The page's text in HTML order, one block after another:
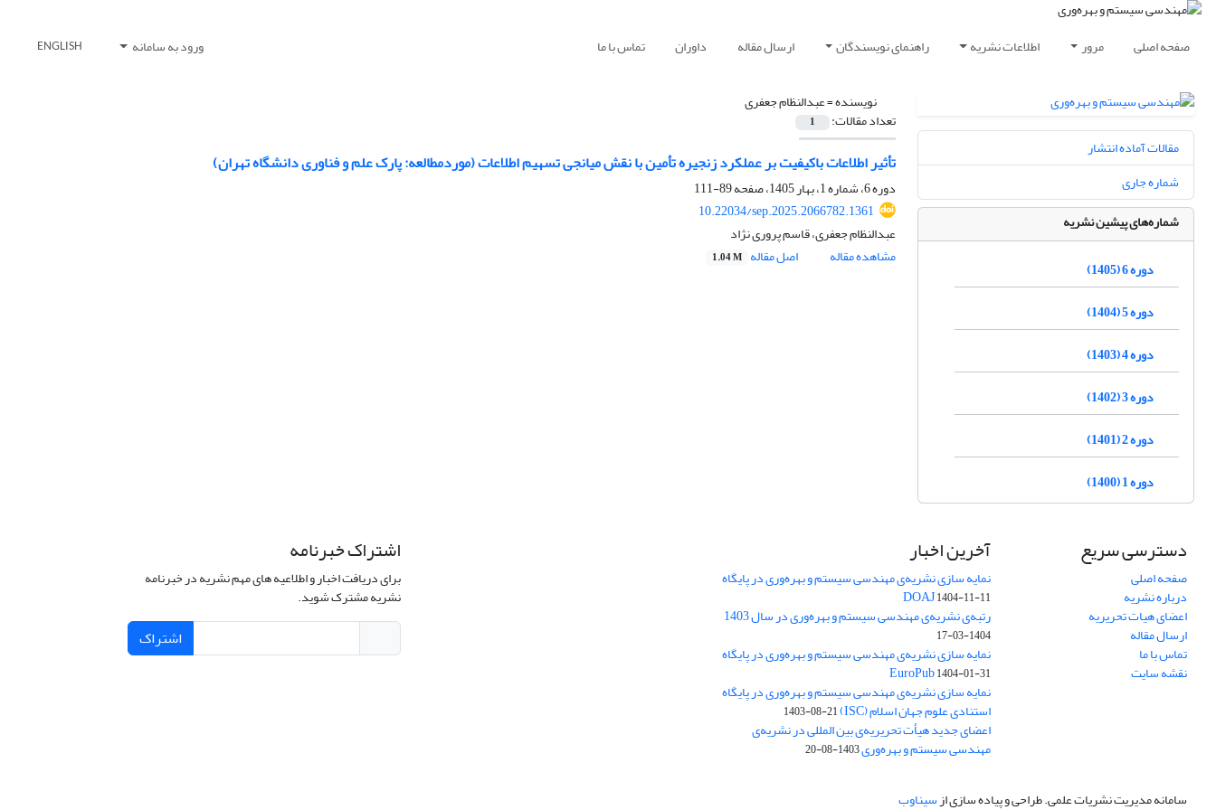
صفحه اصلی مرور اطلاعات نشریه راهنمای نویسندگان ارسال مقاله داوران تماس با ما ورود به سامانه ENGLISH
نویسنده =عبدالنظام جعفری
تعداد مقالات: 1
تأثیر اطلاعات باکیفیت بر عملکرد زنجیره تأمین با نقش میانجی تسهیم اطلاعات (موردمطالعه: پارک علم و فناوری دانشگاه تهران)
دوره 6، شماره 1، بهار 1405، صفحه
89-111
10.22034/sep.2025.2066782.1361
عبدالنظام جعفری، قاسم پروری نژاد
مشاهده مقاله
اصل مقاله 1.04 M
مقالات آماده انتشار
شماره جاری
شماره‌های پیشین نشریه
دوره 6 (1405)
دوره 5 (1404)
دوره 4 (1403)
دوره 3 (1402)
دوره 2 (1401)
دوره 1 (1400)
دسترسی سریع
صفحه اصلی
درباره نشریه
اعضای هیات تحریریه
ارسال مقاله
تماس با ما
نقشه سایت
آخرین اخبار
نمایه سازی نشریه‌ی مهندسی سیستم و بهره‌وری در پایگاه
DOAJ1404-11-11
رتبه‌ی نشریه‌ی مهندسی سیستم و بهره‌وری در سال 1403
1404-03-17
نمایه سازی نشریه‌ی مهندسی سیستم و بهره‌وری در پایگاه
EuroPub1404-01-31
نمایه سازی نشریه‌ی مهندسی سیستم و بهره‌وری در پایگاه
استنادی علوم جهان اسلام (ISC) 1403-08-21
اعضای جدید هیأت تحریریه‌ی بین المللی در نشریه‌ی
مهندسی سیستم و بهره‌وری1403-08-20
اشتراک خبرنامه
برای دریافت اخبار و اطلاعیه های مهم نشریه در خبرنامه
نشریه مشترک شوید.
اشتراک
سامانه مدیریت نشریات علمی.طراحی و پیاده سازی ازسیناوب